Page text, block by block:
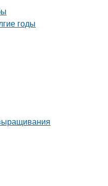
годы